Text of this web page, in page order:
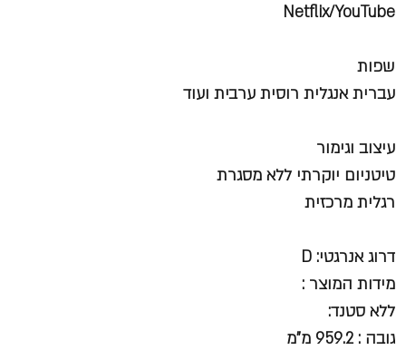
Netflix/YouTube
שפות
עברית אנגלית רוסית ערבית ועוד
עיצוב וגימור
טיטניום יוקרתי ללא מסגרת
רגלית מרכזית
דרוג אנרגטי: D
מידות המוצר :
ללא סטנד:
גובה : 959.2 מ"מ